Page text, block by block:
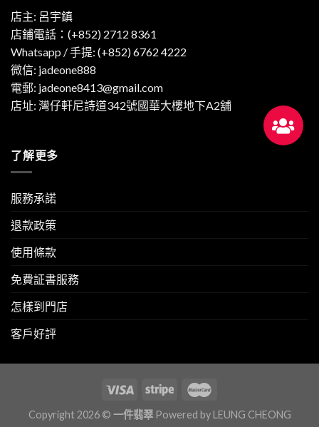
店主: 呂宇鎮
店鋪電話：(+852) 2712 8361
Whatsapp / 手提: (+852) 6762 4222
微信: jadeone888
電郵: jadeone8413@gmail.com
店址: 灣仔軒尼詩道342號國華大樓地下A2舖
了解更多
服務承諾
退款政策
使用條款
免費証書服務
怎樣到門店
客戶好評
Copyright 2026 © 一件翡翠Powered by LEUNG CHEONG